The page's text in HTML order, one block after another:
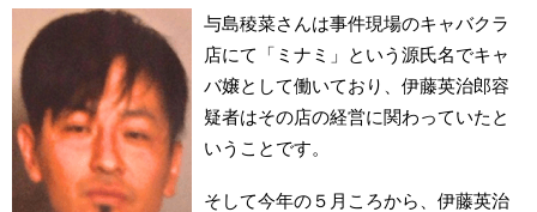
与島稜菜さんは事件現場のキャバクラ
店にて「ミナミ」という源氏名でキャ
バ嬢として働いており、伊藤英治郎容
疑者はその店の経営に関わっていたと
いうことです。
そして今年の５月ころから、伊藤英治